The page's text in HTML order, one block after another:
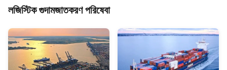
লজিস্টিক গুদামজাতকরণ পরিষেবা